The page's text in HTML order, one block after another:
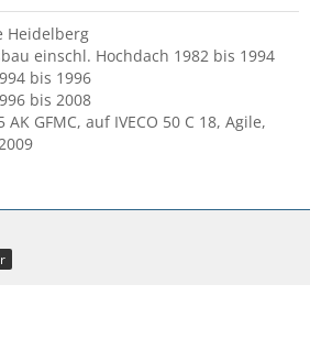
Heidelberg
einschl. Hochdach 1982 bis 1994
bis 1996
bis 2008
GFMC, auf IVECO 50 C 18, Agile,